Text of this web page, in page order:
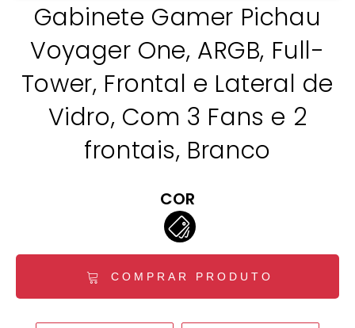
Gabinete Gamer Pichau
Voyager One, ARGB, Full-
Tower, Frontal e Lateral de
Vidro, Com 3 Fans e 2
frontais, Branco
COR
COMPRAR PRODUTO